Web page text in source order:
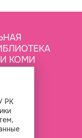
КОМИ
Создание
РК